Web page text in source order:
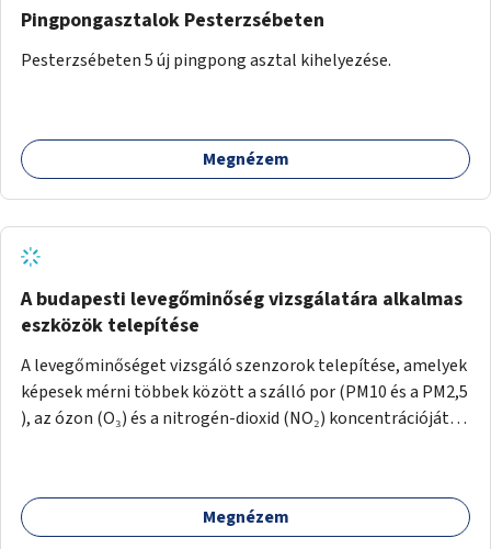
Pingpongasztalok Pesterzsébeten
Pesterzsébeten 5 új pingpong asztal kihelyezése.
Megnézem
A budapesti levegőminőség vizsgálatára alkalmas
eszközök telepítése
A levegőminőséget vizsgáló szenzorok telepítése, amelyek
képesek mérni többek között a szálló por (PM10 és a PM2,5
), az ózon (O₃) és a nitrogén-dioxid (NO₂) koncentrációját,
páratartalmat. A gyűjtött adatok egy online platformon
(webes felület és mobilalkalmazás) lennének elérhetők,
Megnézem